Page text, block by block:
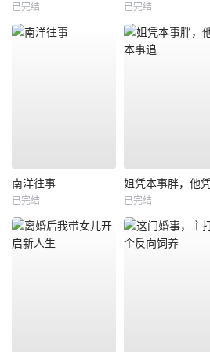
已完结 已完结
南洋往事
已完结 已完结